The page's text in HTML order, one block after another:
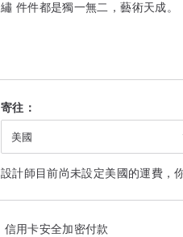
繡 件件都是獨一無二，藝術天成。
寄往：
美國
設計師目前尚未設定美國的運費，
信用卡安全加密付款